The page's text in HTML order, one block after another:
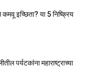
इच्छिता? या 5 निष्क्रिय
पर्यटकांना महाराष्ट्राच्या